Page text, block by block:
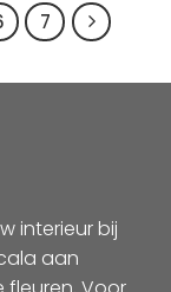
7
interieur bij
aan